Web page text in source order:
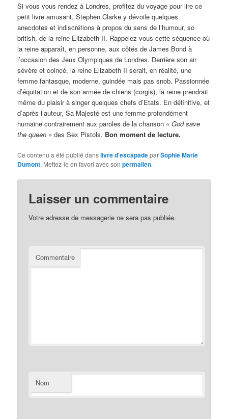
Si vous vous rendez à Londres, profitez du voyage pour lire ce
petit livre amusant. Stephen Clarke y dévoile quelques
anecdotes et indiscrétions à propos du sens de l’humour, so
british, de la reine Elizabeth II. Rappelez-vous cette séquence où
la reine apparaît, en personne, aux côtés de James Bond à
l’occasion des Jeux Olympiques de Londres. Derrière son air
sévère et coincé, la reine Elizabeth II serait, en réalité, une
femme fantasque, moderne, guindée mais pas snob. Passionnée
d’équitation et de son armée de chiens (corgis), la reine prendrait
même du plaisir à singer quelques chefs d’Etats. En définitive, et
d’après l’auteur, Sa Majesté est une femme profondément
humaine contrairement aux paroles de la chanson « God save
the queen » des Sex Pistols. Bon moment de lecture.
Ce contenu a été publié danslivre d'escapadeparSophie Marie
Dumont. Mettez-le en favori avec sonpermalien.
Laisser un commentaire
Votre adresse de messagerie ne sera pas publiée.
Commentaire
Nom